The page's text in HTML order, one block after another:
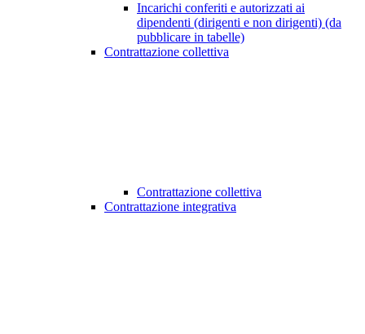
Incarichi conferiti e autorizzati ai
dipendenti (dirigenti e non dirigenti) (da
pubblicare in tabelle)
Contrattazione collettiva
Contrattazione collettiva
Contrattazione integrativa